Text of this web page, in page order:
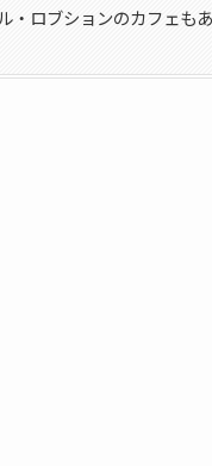
・ロブションのカフェも